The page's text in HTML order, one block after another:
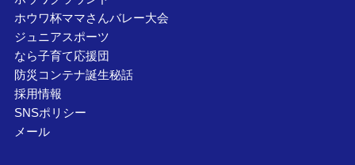
ホウワ杯ママさんバレー大会
ジュニアスポーツ
なら子育て応援団
防災コンテナ誕生秘話
採用情報
SNSポリシー
メール